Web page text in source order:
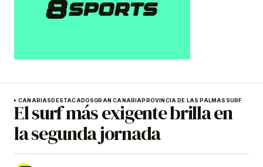
CANARIASDESTACADOSGRAN CANARIAPROVINCIA DE LAS PALMAS SURF
El surf más exigente brilla en
la segunda jornada